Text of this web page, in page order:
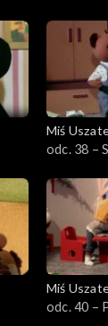
Miś
odc. 38 –
Miś
odc. 40 –